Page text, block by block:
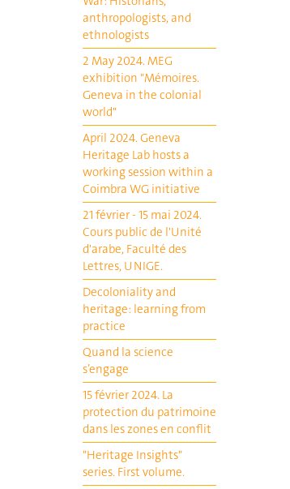
anthropologists, and
ethnologists
2 May 2024. MEG
exhibition "Mémoires.
Geneva in the colonial
world"
April 2024. Geneva
Heritage Lab hosts a
working session within a
Coimbra WG initiative
21 février - 15 mai 2024.
Cours public de l'Unité
d'arabe, Faculté des
Lettres, UNIGE.
Decoloniality and
heritage: learning from
practice
Quand la science
s’engage
15 février 2024. La
protection du patrimoine
dans les zones en conflit
"Heritage Insights"
series. First volume.